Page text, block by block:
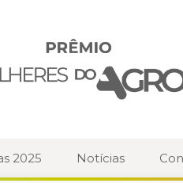
2025 Notícias